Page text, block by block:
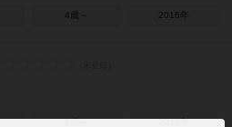
4歳～ 2016年
8歳～ 2016年